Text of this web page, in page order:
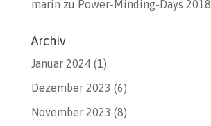
marin zu Power-Minding-Days 2018
Archiv
Januar 2024(1)
Dezember 2023 (6)
November 2023 (8)